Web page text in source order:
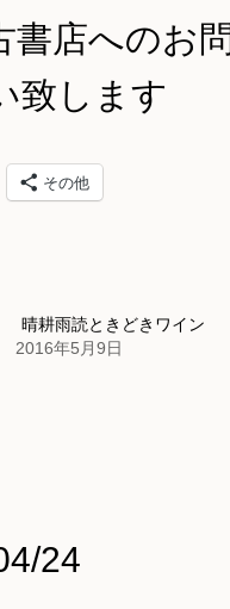
書店へのお
致します
その他
晴耕雨読ときどきワイン
2016年5月9日
24